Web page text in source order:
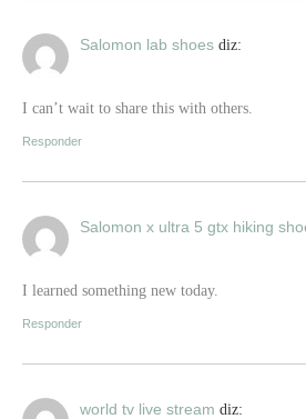
Salomon lab shoes diz:
I can’t wait to share this with others.
Responder
Salomon x ultra 5 gtx hiking
I learned something new today.
Responder
world tv live stream diz: